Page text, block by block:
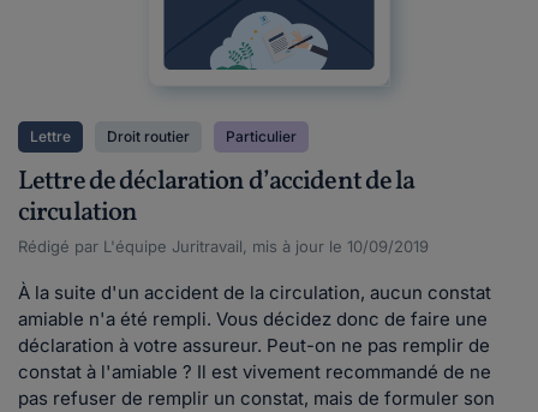
Lettre Droit routier Particulier
Lettre de déclaration d’accident de la
circulation
Rédigé par L'équipe Juritravail, mis à jour le 10/09/2019
À la suite d'un accident de la circulation, aucun constat
amiable n'a été rempli. Vous décidez donc de faire une
déclaration à votre assureur. Peut-on ne pas remplir de
constat à l'amiable ? Il est vivement recommandé de ne
pas refuser de remplir un constat, mais de formuler son